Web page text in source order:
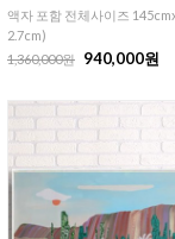
액자 포함 전체사이즈
2.7cm)
1,360,000원
940,000원